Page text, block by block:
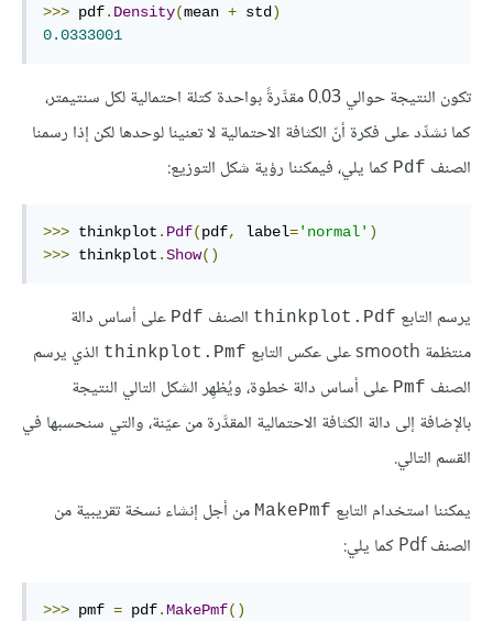
>>> pdf. Density(mean + std )
0.0333001
تكون النتيجة حوالي 0.03 مقدَّرةً بواحدة كتلة احتمالية لكل سنتيمتر،
كما نشدِّد على فكرة أنّ الكثافة الاحتمالية لا تعنينا لوحدها لكن إذا رسمنا
الصنف Pdf كما يلي، فيمكننا رؤية شكل التوزيع:
>>> thinkplot . Pdf(pdf, label='normal' )
>>> thinkplot .Show()
يرسم التابع thinkplot.Pdf الصنف Pdf على أساس دالة
منتظمة smooth على عكس التابع
thinkplot.Pmf الذي يرسم
الصنف Pmf على أساس دالة خطوة، ويُظهِر الشكل التالي النتيجة
بالإضافة إلى دالة الكثافة الاحتمالية المقدَّرة من عيّنة، والتي سنحسبها في
القسم التالي.
يمكننا استخدام التابع MakePmf من أجل إنشاء نسخة تقريبية من
الصنف Pdf كما يلي:
>>> pmf = pdf.MakePmf()